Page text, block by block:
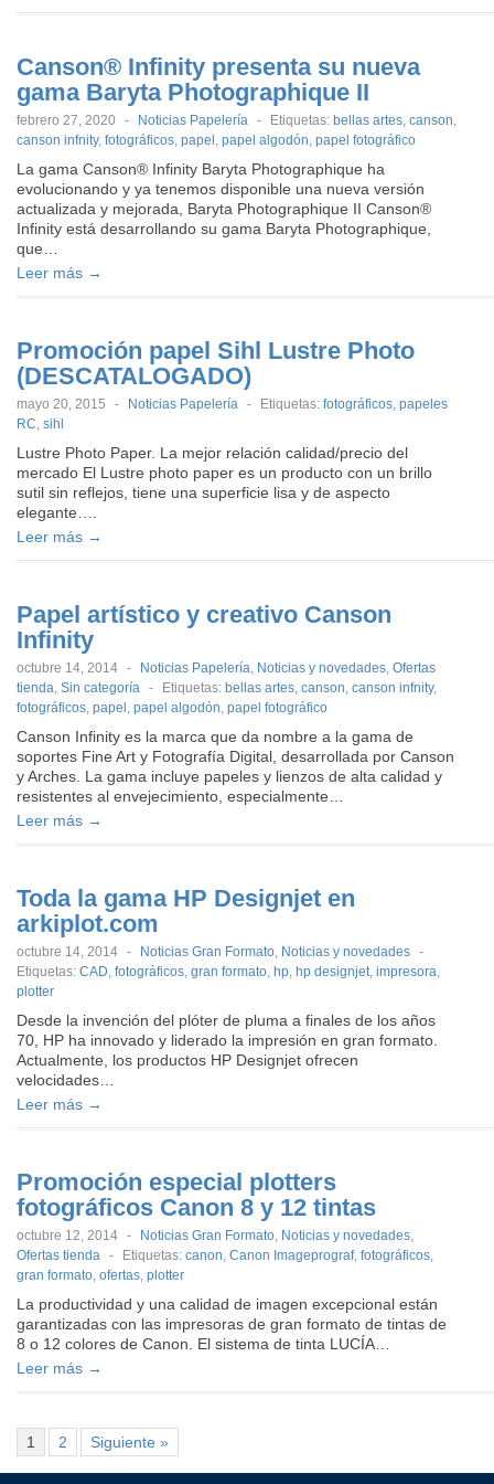
Canson® Infinity presenta su nueva
gama Baryta Photographique II
febrero 27, 2020 - Noticias Papelería - Etiquetas: bellas artes, canson,
canson infnity, fotográficos, papel , papel algodón, papel fotográfico
La gama Canson® Infinity Baryta Photographique ha
evolucionando y ya tenemos disponible una nueva versión
actualizada y mejorada, Baryta Photographique II Canson®
Infinity está desarrollando su gama Baryta Photographique,
que…
Leer más →
Promoción papel Sihl Lustre Photo
(DESCATALOGADO)
mayo 20, 2015 - Noticias Papelería - Etiquetas: fotográficos, papeles
RC, sihl
Lustre Photo Paper. La mejor relación calidad/precio del
mercado El Lustre photo paper es un producto con un brillo
sutil sin reflejos, tiene una superficie lisa y de aspecto
elegante….
Leer más →
Papel artístico y creativo Canson
Infinity
octubre 14, 2014 - Noticias Papelería, Noticias y novedades, Ofertas
tienda, Sin categoría - Etiquetas: bellas artes, canson, canson infnity,
fotográficos, papel , papel algodón, papel fotográfico
Canson Infinity es la marca que da nombre a la gama de
soportes Fine Art y Fotografía Digital, desarrollada por Canson
y Arches. La gama incluye papeles y lienzos de alta calidad y
resistentes al envejecimiento, especialmente…
Leer más →
Toda la gama HP Designjet en
arkiplot.com
octubre 14, 2014 - Noticias Gran Formato, Noticias y novedades -
Etiquetas: CAD, fotográficos, gran formato, hp, hp designjet, impresora,
plotter
Desde la invención del plóter de pluma a finales de los años
70, HP ha innovado y liderado la impresión en gran formato.
Actualmente, los productos HP Designjet ofrecen
velocidades…
Leer más →
Promoción especial plotters
fotográficos Canon 8 y 12 tintas
octubre 12, 2014 - Noticias Gran Formato, Noticias y novedades,
Ofertas tienda - Etiquetas: canon, Canon Imageprograf, fotográficos,
gran formato, ofertas, plotter
La productividad y una calidad de imagen excepcional están
garantizadas con las impresoras de gran formato de tintas de
8 o 12 colores de Canon. El sistema de tinta LUCÍA…
Leer más →
1 2 Siguiente »